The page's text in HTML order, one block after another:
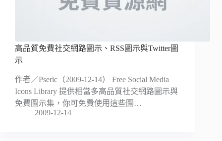
高品質免費社交網路圖示、RSS圖示與Twitter圖
示
作者／Pseric（2009-12-14） Free Social Media
Icons Library 提供相當多高品質社交網路圖示與
免費圖示集，你可免費使用這些圖…
2009-12-14